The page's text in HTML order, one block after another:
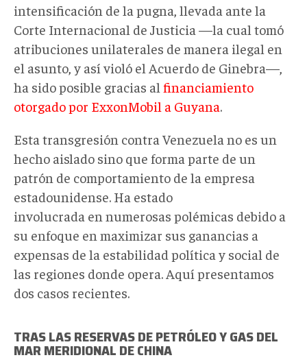
intensificación de la pugna, llevada ante la
Corte Internacional de Justicia —la cual tomó
atribuciones unilaterales de manera ilegal en
el asunto, y así violó el Acuerdo de Ginebra—,
ha sido posible gracias al financiamiento
otorgado por ExxonMobil a Guyana.
Esta transgresión contra Venezuela no es un
hecho aislado sino que forma parte de un
patrón de comportamiento de la empresa
estadounidense. Ha estado
involucrada en numerosas polémicas debido a
su enfoque en maximizar sus ganancias a
expensas de la estabilidad política y social de
las regiones donde opera. Aquí presentamos
dos casos recientes.
TRAS LAS RESERVAS DE PETRÓLEO Y GAS DEL
MAR MERIDIONAL DE CHINA